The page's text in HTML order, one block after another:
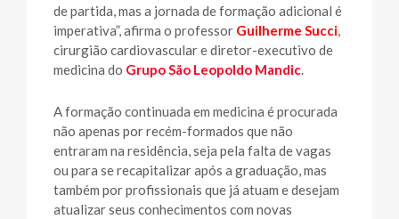
de partida, mas a jornada de formação adicional é
imperativa”, afirma o professor Guilherme Succi,
cirurgião cardiovascular e diretor-executivo de
medicina do Grupo São Leopoldo Mandic.
A formação continuada em medicina é procurada
não apenas por recém-formados que não
entraram na residência, seja pela falta de vagas
ou para se recapitalizar após a graduação, mas
também por profissionais que já atuam e desejam
atualizar seus conhecimentos com novas